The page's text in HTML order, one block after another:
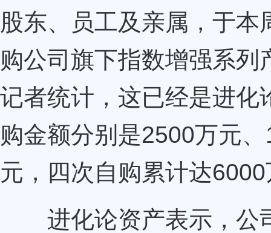
股东、员工及亲属，于
购公司旗下指数增强系
记者统计，这已经是进化
购金额分别是2500万元
元，四次自购累计达
进化论资产表示，公